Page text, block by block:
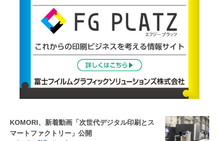
KOMORI、新着動画「次世代デジタル印刷とス
マートファクトリー」公開